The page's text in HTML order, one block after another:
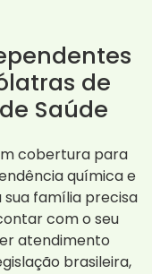
de
Saúde
cobertura para
química e
sua família precisa
com o seu
atendimento
brasileira,